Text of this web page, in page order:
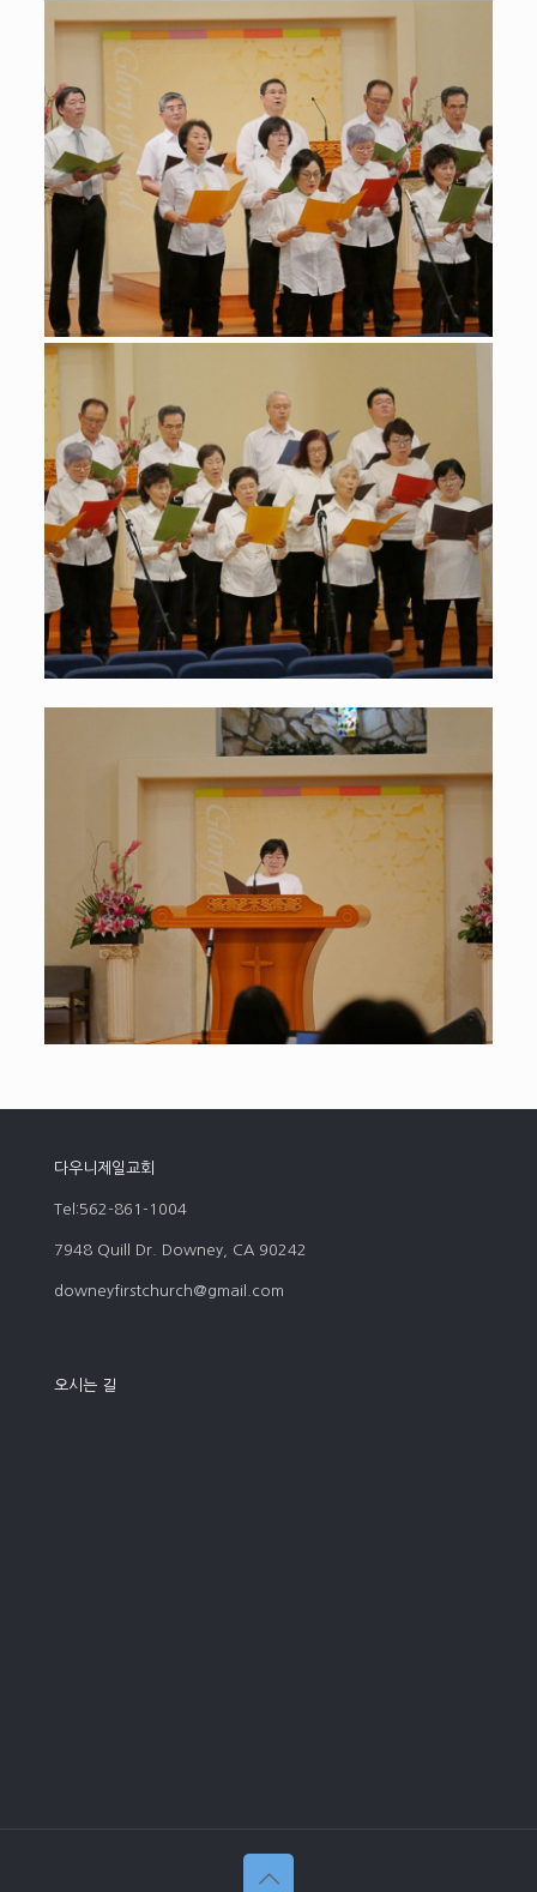
다우니제일교회
Tel:562-861-1004
7948 Quill Dr. Downey, CA 90242
downeyfirstchurch@gmail.com
오시는 길